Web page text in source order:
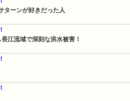
ターンが好きだった人
江流域で深刻な洪水被害！